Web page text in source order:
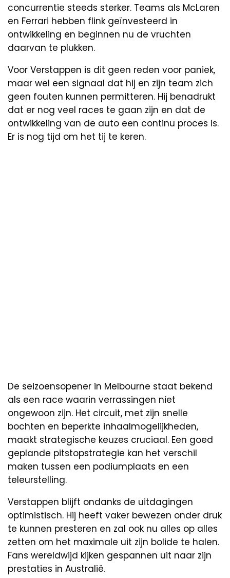
concurrentie steeds sterker. Teams als McLaren
en Ferrari hebben flink geïnvesteerd in
ontwikkeling en beginnen nu de vruchten
daarvan te plukken.
Voor Verstappen is dit geen reden voor paniek,
maar wel een signaal dat hij en zijn team zich
geen fouten kunnen permitteren. Hij benadrukt
dat er nog veel races te gaan zijn en dat de
ontwikkeling van de auto een continu proces is.
Er is nog tijd om het tij te keren.
De seizoensopener in Melbourne staat bekend
als een race waarin verrassingen niet
ongewoon zijn. Het circuit, met zijn snelle
bochten en beperkte inhaalmogelijkheden,
maakt strategische keuzes cruciaal. Een goed
geplande pitstopstrategie kan het verschil
maken tussen een podiumplaats en een
teleurstelling.
Verstappen blijft ondanks de uitdagingen
optimistisch. Hij heeft vaker bewezen onder druk
te kunnen presteren en zal ook nu alles op alles
zetten om het maximale uit zijn bolide te halen.
Fans wereldwijd kijken gespannen uit naar zijn
prestaties in Australië.